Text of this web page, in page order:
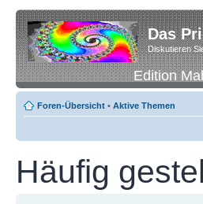
Das
Diskutieren
Edition
Foren-Übersicht • Aktive Themen
Häufig